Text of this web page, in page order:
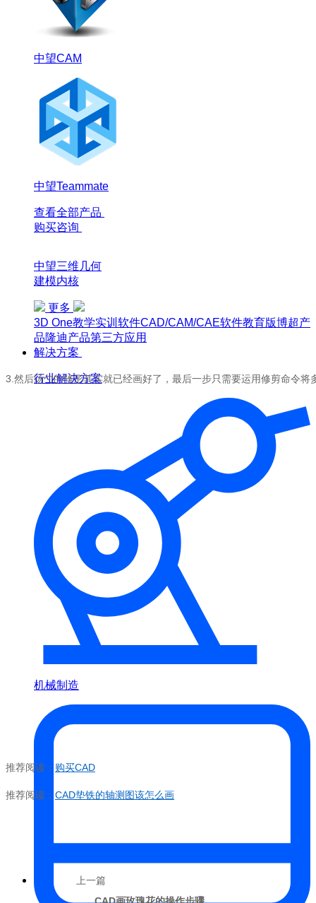
中望CAM
中望Teammate
查看全部产品
购买咨询
中望三维几何
建模内核
更多
3D One教学实训软件CAD/CAM/CAE软件教育版博超产
品隆迪产品第三方应用
解决方案
行业解决方案
机械制造
3. 然后汤勺的雏形其实就已经画好了，最后一步只需要运用修剪命令
推荐阅读： 购买CAD
推荐阅读： CAD垫铁的轴测图该怎么画
上一篇